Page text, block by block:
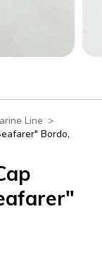
Line >
Bordo,